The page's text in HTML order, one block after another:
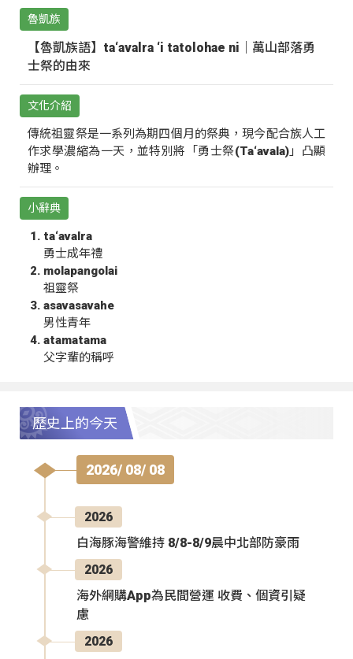
魯凱族
【魯凱族語】ta‘avalra ‘i tatolohae ni｜萬山部落勇
士祭的由來
文化介紹
傳統祖靈祭是一系列為期四個月的祭典，現今配合族人工
作求學濃縮為一天，並特別將「勇士祭(Ta‘avala)」凸顯
辦理。
小辭典
ta‘avalra
勇士成年禮
molapangolai
祖靈祭
asavasavahe
男性青年
atamatama
父字輩的稱呼
歷史上的今天
2026/ 08/ 08
2026
白海豚海警維持 8/8-8/9晨中北部防豪雨
2026
海外網購App為民間營運 收費、個資引疑
慮
2026